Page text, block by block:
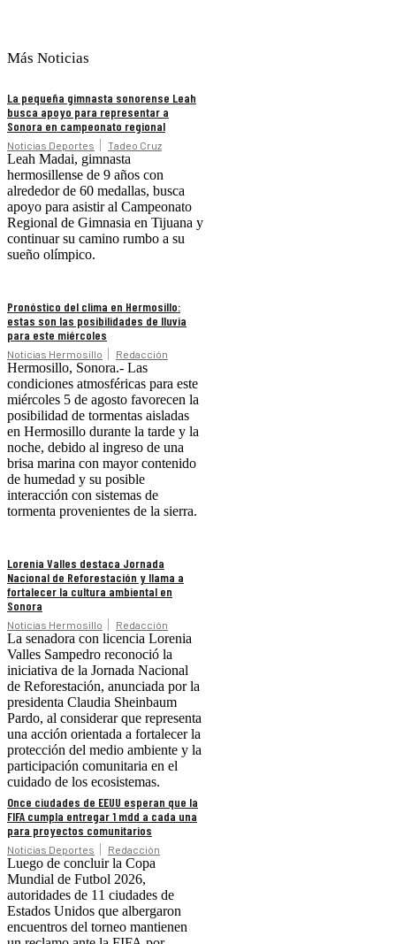
Más Noticias
La pequeña gimnasta sonorense Leah
busca apoyo para representar a
Sonora en campeonato regional
Noticias Deportes Tadeo Cruz
Leah Madai, gimnasta
hermosillense de 9 años con
alrededor de 60 medallas, busca
apoyo para asistir al Campeonato
Regional de Gimnasia en Tijuana y
continuar su camino rumbo a su
sueño olímpico.
Pronóstico del clima en Hermosillo:
estas son las posibilidades de lluvia
para este miércoles
Noticias Hermosillo Redacción
Hermosillo, Sonora.- Las
condiciones atmosféricas para este
miércoles 5 de agosto favorecen la
posibilidad de tormentas aisladas
en Hermosillo durante la tarde y la
noche, debido al ingreso de una
brisa marina con mayor contenido
de humedad y su posible
interacción con sistemas de
tormenta provenientes de la sierra.
Lorenia Valles destaca Jornada
Nacional de Reforestación y llama a
fortalecer la cultura ambiental en
Sonora
Noticias Hermosillo Redacción
La senadora con licencia Lorenia
Valles Sampedro reconoció la
iniciativa de la Jornada Nacional
de Reforestación, anunciada por la
presidenta Claudia Sheinbaum
Pardo, al considerar que representa
una acción orientada a fortalecer la
protección del medio ambiente y la
participación comunitaria en el
cuidado de los ecosistemas.
Once ciudades de EEUU esperan que la
FIFA cumpla entregar 1 mdd a cada una
para proyectos comunitarios
Noticias Deportes Redacción
Luego de concluir la Copa
Mundial de Futbol 2026,
autoridades de 11 ciudades de
Estados Unidos que albergaron
encuentros del torneo mantienen